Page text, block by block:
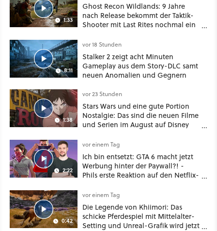
1:33
Ghost Recon Wildlands: 9 Jahre
nach Release bekommt der Taktik-
Shooter mit Last Rites nochmal ein
8:11
vor 18 Stunden
Stalker 2 zeigt acht Minuten
Gameplay aus dem Story-DLC samt
neuen Anomalien und Gegnern
1:38
vor 23 Stunden
Stars Wars und eine gute Portion
Nostalgie: Das sind die neuen Filme
und Serien im August auf Disney
2:22
vor einem Tag
Ich bin entsetzt: GTA 6 macht jetzt
Werbung hinter der Paywall?! -
Phils erste Reaktion auf den Netflix-
0:42
vor einem Tag
Die Legende von Khiimori: Das
schicke Pferdespiel mit Mittelalter-
Setting und Unreal-Grafik wird jetzt